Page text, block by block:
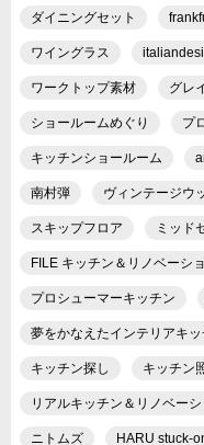
ダイニングセット
ワイングラス
ワークトップ素材 グレ
ショールームめぐり プ
キッチンショールーム
南村弾 ヴィンテージウ
スキップフロア ミッド
FILE キッチン＆リノベーシ
プロシューマーキッチン
夢をかなえたインテリアキッ
キッチン探し キッチン
リアルキッチン＆リノベーシ
ニトムズ HARU stuck-